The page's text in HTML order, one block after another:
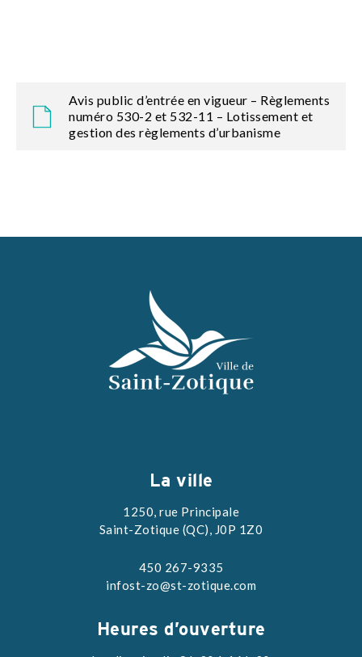
Avis public d’entrée en vigueur – Règlements
numéro 530-2 et 532-11 – Lotissement et
gestion des règlements d’urbanisme
La ville
1250, rue Principale
Saint-Zotique (QC), J0P 1Z0
450 267-9335
infost-zo@st-zotique.com
Heures d’ouverture